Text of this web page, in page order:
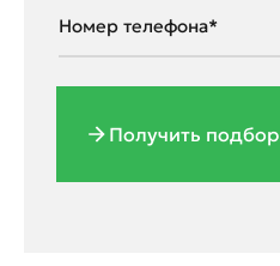
Получить подбор